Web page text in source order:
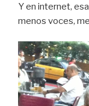
Y en internet,
menos voces,